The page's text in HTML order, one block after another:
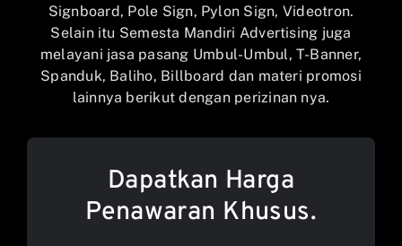
Signboard, Pole Sign, Pylon Sign, Videotron.
Selain itu Semesta Mandiri Advertising juga
melayani jasa pasang Umbul-Umbul, T-Banner,
Spanduk, Baliho, Billboard dan materi promosi
lainnya berikut dengan perizinan nya.
Dapatkan Harga
Penawaran Khusus.